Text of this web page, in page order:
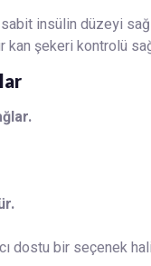
insülin düzeyi
kan şekeri kontrolü
dostu bir seçenek